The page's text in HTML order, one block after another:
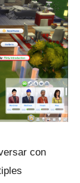
con